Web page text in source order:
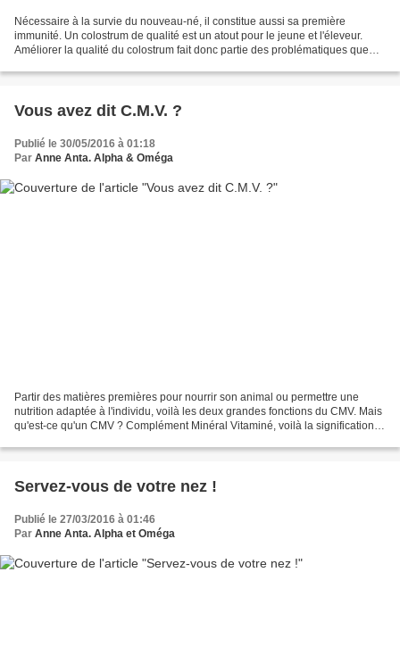
Nécessaire à la survie du nouveau-né, il constitue aussi sa première
immunité. Un colostrum de qualité est un atout pour le jeune et l'éleveur.
Améliorer la qualité du colostrum fait donc partie des problématiques que
Vous avez dit C.M.V. ?
Publié le 30/05/2016 à 01:18
Par Anne Anta. Alpha & Oméga
Partir des matières premières pour nourrir son animal ou permettre une
nutrition adaptée à l'individu, voilà les deux grandes fonctions du CMV. Mais
qu'est-ce qu'un CMV ? Complément Minéral Vitaminé, voilà la signification
Servez-vous de votre nez !
Publié le 27/03/2016 à 01:46
Par Anne Anta. Alpha et Oméga